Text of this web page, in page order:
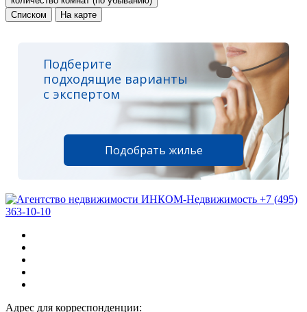
Списком
На карте
Подберите
подходящие варианты
с экспертом
Подобрать жилье
+7 (495)
363-10-10
Адрес для корреспонденции: